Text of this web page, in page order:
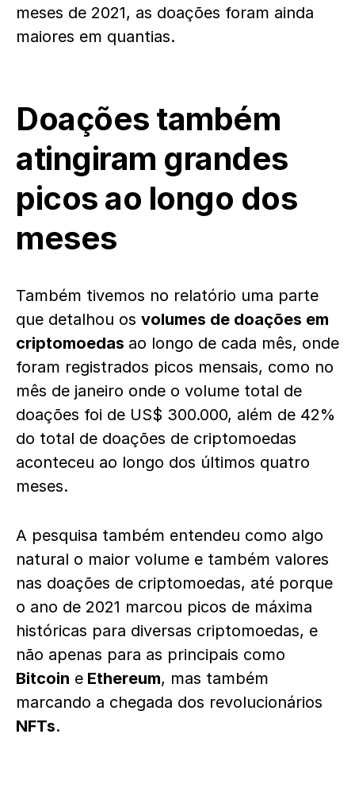
meses de 2021, as doações foram ainda
maiores em quantias.
Doações também
atingiram grandes
picos ao longo dos
meses
Também tivemos no relatório uma parte
que detalhou os volumes de doações em
criptomoedas ao longo de cada mês, onde
foram registrados picos mensais, como no
mês de janeiro onde o volume total de
doações foi de US$ 300.000, além de 42%
do total de doações de criptomoedas
aconteceu ao longo dos últimos quatro
meses.
A pesquisa também entendeu como algo
natural o maior volume e também valores
nas doações de criptomoedas, até porque
o ano de 2021 marcou picos de máxima
históricas para diversas criptomoedas, e
não apenas para as principais como
Bitcoin e Ethereum, mas também
marcando a chegada dos revolucionários
NFTs.